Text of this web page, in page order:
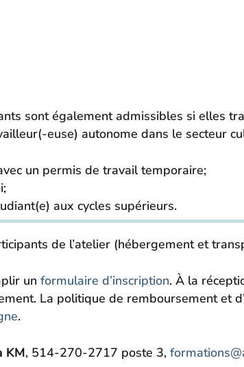
sont également admissibles si elles
euse) autonome dans le secteur
un permis de travail temporaire;
aux cycles supérieurs.
de l’atelier (hébergement et
un formulaire d’inscription. À la
La politique de remboursement et
.
KM, 514-270-2717 poste 3,